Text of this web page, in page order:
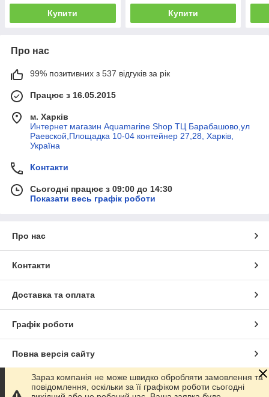
Купити Купити
Про нас
99% позитивних з 537 відгуків за рік
Працює з 16.05.2015
м. Харків
Интернет магазин Aquamarine Shop ТЦ Барабашово,ул
Раевской,Площадка 10-04 контейнер 27,28, Харків,
Україна
Контакти
Сьогодні працює з 09:00 до 14:30
Показати весь графік роботи
Про нас
Контакти
Доставка та оплата
Графік роботи
Повна версія сайту
Сайт створено на маркетплейсіProm.ua
Зараз компанія не може швидко обробляти замовлення та
повідомлення, оскільки за її графіком роботи сьогодні